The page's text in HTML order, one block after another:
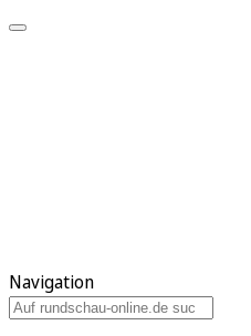
Navigation